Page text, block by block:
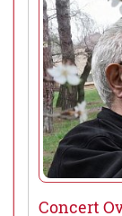
Concert